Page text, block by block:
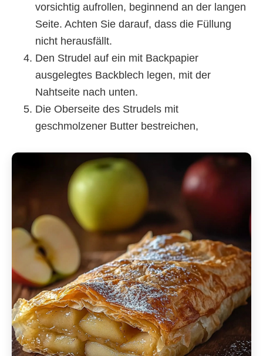
vorsichtig aufrollen, beginnend an der langen
Seite. Achten Sie darauf, dass die Füllung
nicht herausfällt.
Den Strudel auf ein mit Backpapier
ausgelegtes Backblech legen, mit der
Nahtseite nach unten.
Die Oberseite des Strudels mit
geschmolzener Butter bestreichen,